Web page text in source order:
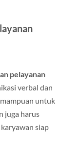
pelayanan
verbal dan
untuk
juga harus
siap